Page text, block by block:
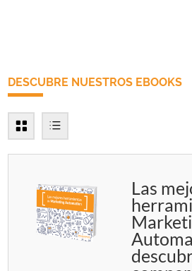
DESCUBRE NUESTROS EBOOKS
Las